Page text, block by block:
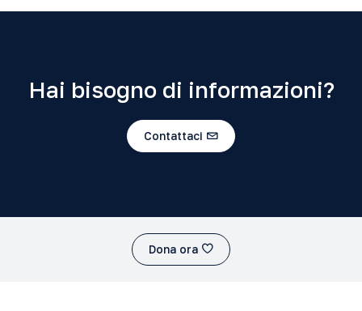
Hai bisogno di informazioni?
Contattaci
Dona ora